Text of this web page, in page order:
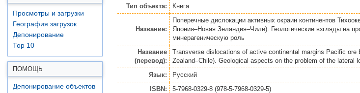
Просмотры и загрузки
География загрузок
Депонирование
Top 10
ПОМОЩЬ
Депонирование объектов
Тип объекта: Книга
Название:
Поперечные дислокации активных окраин континентов
Япония–Новая Зеландия–Чили). Геологические взгляды на
минерагеническую роль
Название
(перевод):
Transverse dislocations of active continental margins Pacific ore
Zealand–Chile). Geological aspects on the problem of the lateral
Язык:
Русский
ISBN:
5-7968-0329-8 (978-5-7968-0329-5)